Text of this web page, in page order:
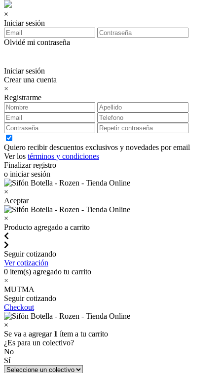
×
Iniciar sesión
Olvidé mi contraseña
Iniciar sesión
Crear una cuenta
×
Registrarme
Quiero recibir descuentos exclusivos y novedades por email
Ver los términos y condiciones
Finalizar registro
o iniciar sesión
×
Aceptar
×
Producto agregado a carrito
Seguir cotizando
Ver cotización
0 item(s) agregado tu carrito
×
MUTMA
Seguir cotizando
Checkout
×
Se va a agregar 1 ítem a tu carrito
¿Es para un colectivo?
No
Sí